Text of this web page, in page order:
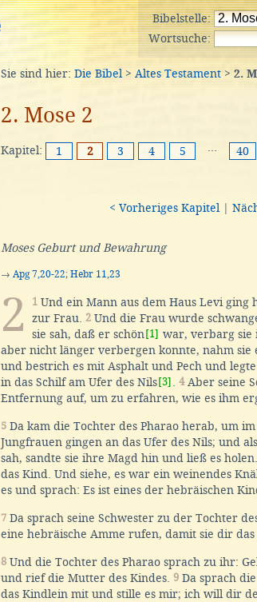
Bibelstelle:
Wortsuche:
Sie sind hier: Die Bibel> Altes Testament>2.
2. Mose 2
Kapitel: 1 2 3 4 5 ···
40
< Vorheriges Kapitel
Moses Geburt und Bewahrung
→ Apg 7,20-22; Hebr 11,23
2 1 Und ein Mann aus dem Haus Levi
zur Frau. 2 Und die Frau wurde
sie sah, daß er schön [1] war, verbarg sie
aber nicht länger verbergen konnte, nahm sie
und bestrich es mit Asphalt und Pech und
in das Schilf am Ufer des Nils [3] 4Aber seine
Entfernung auf, um zu erfahren, wie es ihm
5 Da kam die Tochter des Pharao herab, um
Jungfrauen gingen an das Ufer des Nils; und
sah, sandte sie ihre Magd hin und ließ es holen.
das Kind. Und siehe, es war ein weinendes
es und sprach: Es ist eines der hebräischen
7 Da sprach seine Schwester zu der Tochter
eine hebräische Amme rufen, damit sie dir
8 Und die Tochter des Pharao sprach zu ihr:
und rief die Mutter des Kindes. 9 Da sprach
das Kindlein mit und stille es mir; ich will dir